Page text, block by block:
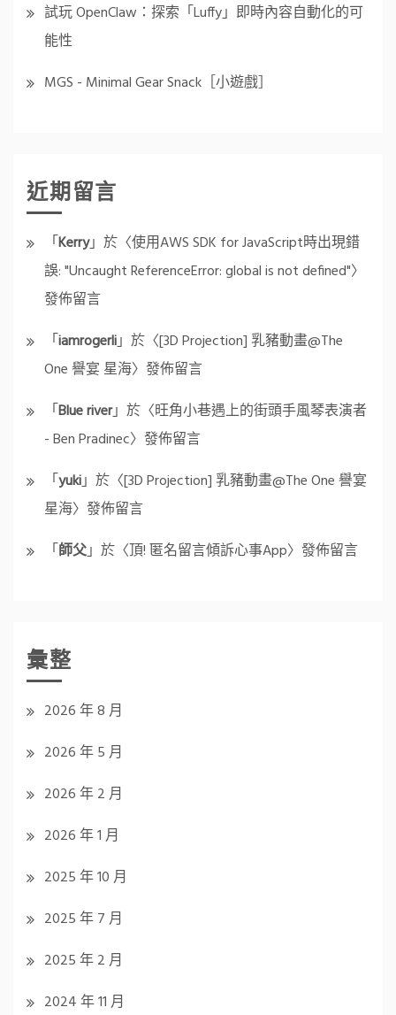
試玩 OpenClaw：探索「Luffy」即時內容自動化的可
能性
MGS - Minimal Gear Snack［小遊戲］
近期留言
「Kerry」於〈使用AWS SDK for JavaScript時出現錯
誤: "Uncaught ReferenceError: global is not defined"〉
發佈留言
「iamrogerli」於〈[3D Projection] 乳豬動畫@The
One 譽宴 星海〉發佈留言
「Blue river」於〈旺角小巷遇上的街頭手風琴表演者
- Ben Pradinec〉發佈留言
「yuki」於〈[3D Projection] 乳豬動畫@The One 譽宴
星海〉發佈留言
「師父」於〈頂! 匿名留言傾訴心事App〉發佈留言
彙整
2026 年 8 月
2026 年 5 月
2026 年 2 月
2026 年 1 月
2025 年 10 月
2025 年 7 月
2025 年 2 月
2024 年 11 月